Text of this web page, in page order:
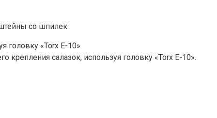
со шпилек.
головку «Torx E-10».
крепления салазок, используя головку «Torx E-10».